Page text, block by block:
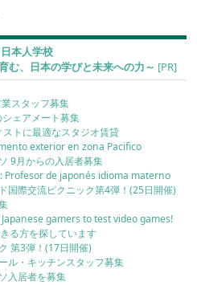
本人学校
む、日本の学びと未来への力～ [PR]
スタッフ募集
ェアメート募集
トに最適なスタジオ賃貸
exterior en zona Pacifico
9月からの入居者募集
Profesor de japonés idioma materno
国際交流ピクニック第4弾！(25日開催)
gamers to test video games!
る方を探しています
第3弾！(17日開催)
ル・キッチンスタッフ募集
入居者を募集